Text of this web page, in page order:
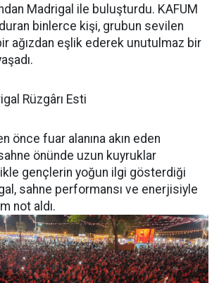
Madrigal ile buluşturdu. KAFUM
binlerce kişi, grubun sevilen
ağızdan eşlik ederek unutulmaz bir
Rüzgârı Esti
önce fuar alanına akın eden
önünde uzun kuyruklar
gençlerin yoğun ilgi gösterdiği
sahne performansı ve enerjisiyle
not aldı.